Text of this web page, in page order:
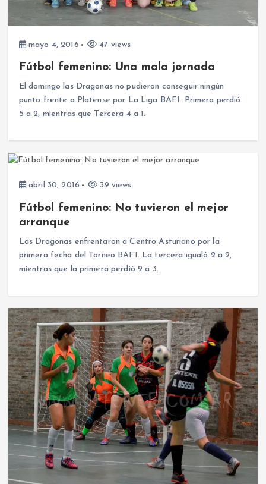
mayo 4, 2016 47 views
Fútbol femenino: Una mala jornada
El domingo las Dragonas no pudieron conseguir ningún
punto frente a Platense por La Liga BAFI. Primera perdió
5 a 2, mientras que Tercera 4 a 1.
abril 30, 2016 39 views
Fútbol femenino: No tuvieron el mejor
arranque
Las Dragonas enfrentaron a Centro Asturiano por la
primera fecha del Torneo BAFI. La tercera igualó 2 a 2,
mientras que la primera perdió 9 a 3.